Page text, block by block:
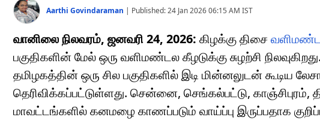
Aarthi Govindaraman | Published:24 Jan 2026 06:15 AM IST
வானிலை நிலவரம், ஜனவரி 24, 2026: கிழக்கு திசை
பகுதிகளின் மேல் ஒரு வளிமண்டல கீழடுக்கு சுழற்சி
தமிழகத்தின் ஒரு சில பகுதிகளில் இடி மின்னலுடன் கூடிய
தெரிவிக்கப்பட்டுள்ளது. சென்னை, செங்கல்பட்டு, காஞ்சிபுரம்,
மாவட்டங்களில் கனமழை காணப்படும் வாய்ப்பு இருப்பதாக